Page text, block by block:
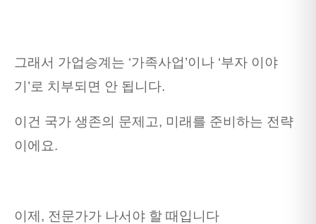
그래서 가업승계는 ‘가족사업’이나 ‘부자 이야
기’로 치부되면 안 됩니다.
이건 국가 생존의 문제고, 미래를 준비하는 전략
이에요.
이제, 전문가가 나서야 할 때입니다